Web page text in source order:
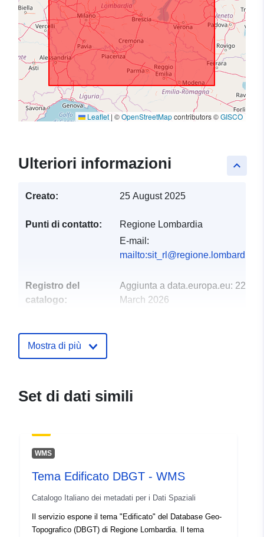
Leaflet | ©OpenStreetMapcontributors ©GISCO
keyboard_arrow_up
Ulteriori informazioni
Creato: 25 August 2025
Punti di contatto:
Regione Lombardia
E-mail:
mailto:sit_rl@regione.lombardia.it
Registro del
catalogo:
Aggiunta a data.europa.eu: 22
March 2026
Spaziale:
46.7388134 ], [ 11.5809325,
44.6074658 ], [ 8.4937743,
Risorsa spaziale:
479d-b1bb-04e1020c6be5
Mostra di più
Set di dati simili
WMS
Tema Edificato DBGT - WMS
Catalogo Italiano dei metadati per i Dati Spaziali
Il servizio espone il tema "Edificato" del Database Geo-
Topografico (DBGT) di Regione Lombardia. Il tema